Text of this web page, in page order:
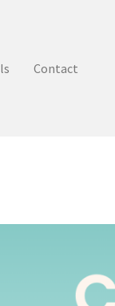
Contact